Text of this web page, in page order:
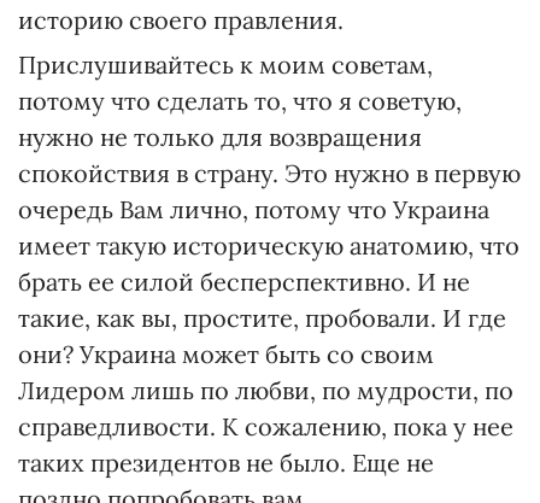
историю своего правления.
Прислушивайтесь к моим советам,
потому что сделать то, что я советую,
нужно не только для возвращения
спокойствия в страну. Это нужно в первую
очередь Вам лично, потому что Украина
имеет такую историческую анатомию, что
брать ее силой бесперспективно. И не
такие, как вы, простите, пробовали. И где
они? Украина может быть со своим
Лидером лишь по любви, по мудрости, по
справедливости. К сожалению, пока у нее
таких президентов не было. Еще не